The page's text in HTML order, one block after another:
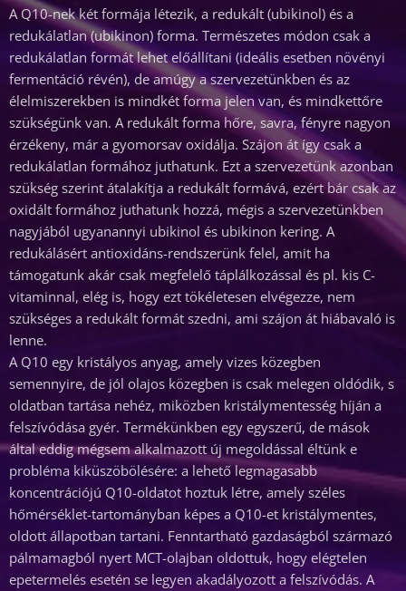
A Q10-nek két formája létezik, a redukált (ubikinol) és a
redukálatlan (ubikinon) forma. Természetes módon csak a
redukálatlan formát lehet előállítani (ideális esetben növényi
fermentáció révén), de amúgy a szervezetünkben és az
élelmiszerekben is mindkét forma jelen van, és mindkettőre
szükségünk van. A redukált forma hőre, savra, fényre nagyon
érzékeny, már a gyomorsav oxidálja. Szájon át így csak a
redukálatlan formához juthatunk. Ezt a szervezetünk azonban
szükség szerint átalakítja a redukált formává, ezért bár csak az
oxidált formához juthatunk hozzá, mégis a szervezetünkben
nagyjából ugyanannyi ubikinol és ubikinon kering. A
redukálásért antioxidáns-rendszerünk felel, amit ha
támogatunk akár csak megfelelő táplálkozással és pl. kis C-
vitaminnal, elég is, hogy ezt tökéletesen elvégezze, nem
szükséges a redukált formát szedni, ami szájon át hiábavaló is
lenne.
A Q10 egy kristályos anyag, amely vizes közegben
semennyire, de jól olajos közegben is csak melegen oldódik, s
oldatban tartása nehéz, miközben kristálymentesség híján a
felszívódása gyér. Termékünkben egy egyszerű, de mások
által eddig mégsem alkalmazott új megoldással éltünk e
probléma kiküszöbölésére: a lehető legmagasabb
koncentrációjú Q10-oldatot hoztuk létre, amely széles
hőmérséklet-tartományban képes a Q10-et kristálymentes,
oldott állapotban tartani. Fenntartható gazdaságból származó
pálmamagból nyert MCT-olajban oldottuk, hogy elégtelen
epetermelés esetén se legyen akadályozott a felszívódás. A